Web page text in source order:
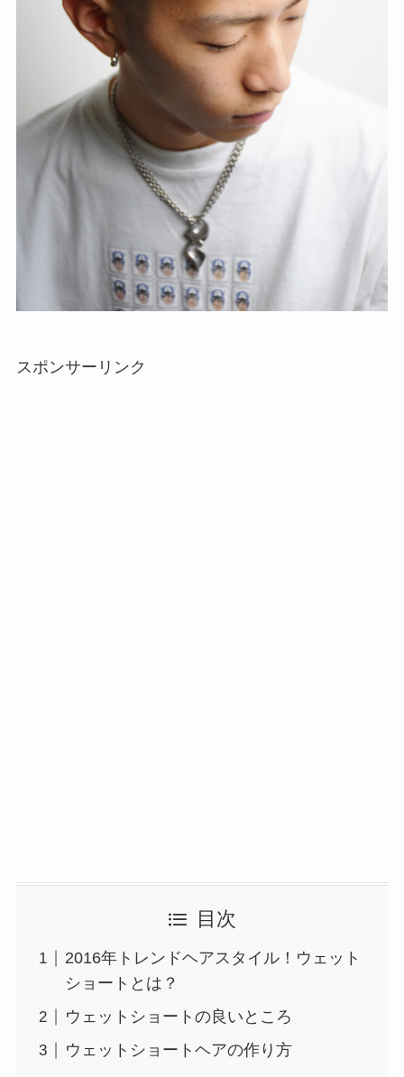
スポンサーリンク
目次
2016年トレンドヘアスタイル！ウェット
ショートとは？
ウェットショートの良いところ
ウェットショートヘアの作り方